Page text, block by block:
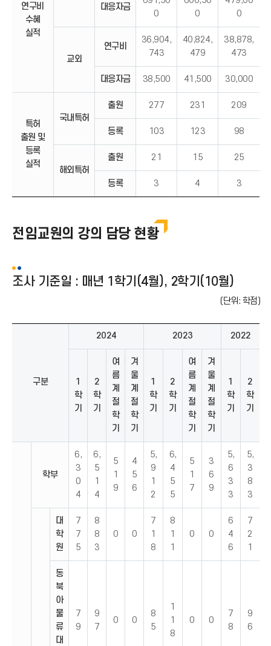
연구비
수혜
실적
대응자금
0
0
0
교외
연구비
36,904,
743
40,824,
479
38,878,
473
대응자금 38,500 41,500 30,000
특허
출원 및
등록
실적
국내특허
출원 277 231 209
등록 103 123 98
해외특허
출원 21 15 25
등록 3 4 3
전임교원의 강의 담당 현황
조사 기준일 : 매년 1학기(4월), 2학기(10월)
(단위: 학점)
구분
2024 2023 2022
1
학
기
2
학
기
여
름
계
절
학
기
겨
울
계
절
학
기
1
학
기
2
학
기
여
름
계
절
학
기
겨
울
계
절
학
기
1
학
기
2
학
기
학부
6,
3
0
4
6,
5
1
4
5
1
9
4
5
6
5,
9
1
2
6,
4
5
5
5
1
7
3
6
9
5,
6
3
3
5,
3
8
3
대
학
원
7
7
5
8
8
3
0 0
7
1
8
8
1
1
0 0
6
4
6
7
2
1
동
북
아
물
류
대
7
9
9
7
0 0
8
5
1
1
8
0 0
7
8
9
6